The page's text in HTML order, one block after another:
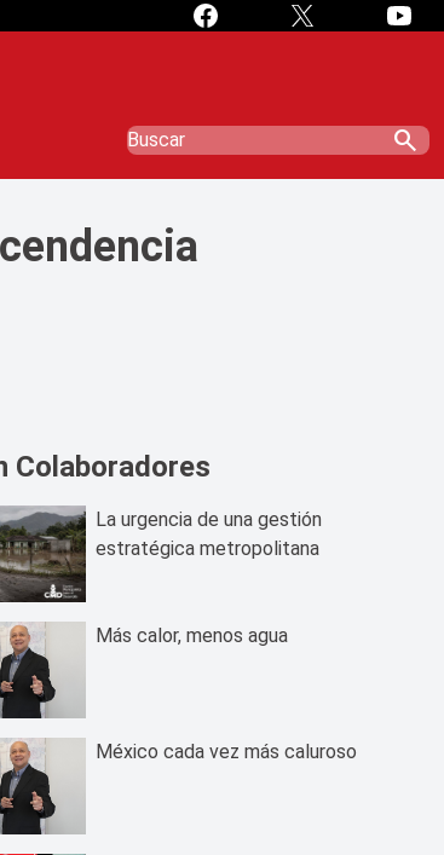
search
Colaboradores
La urgencia de una gestión
estratégica metropolitana
Más calor, menos agua
México cada vez más caluroso